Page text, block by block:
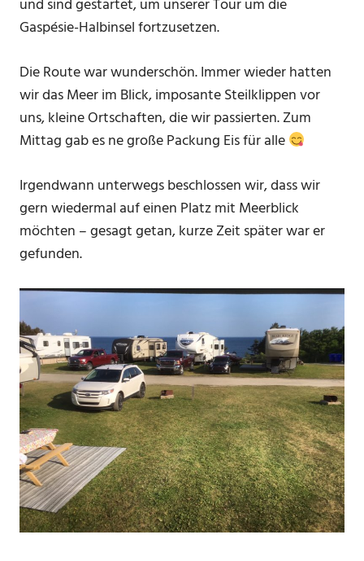
und sind gestartet, um unserer Tour um die
Gaspésie-Halbinsel fortzusetzen.
Die Route war wunderschön. Immer wieder hatten
wir das Meer im Blick, imposante Steilklippen vor
uns, kleine Ortschaften, die wir passierten. Zum
Mittag gab es ne große Packung Eis für alle
Irgendwann unterwegs beschlossen wir, dass wir
gern wiedermal auf einen Platz mit Meerblick
möchten – gesagt getan, kurze Zeit später war er
gefunden.